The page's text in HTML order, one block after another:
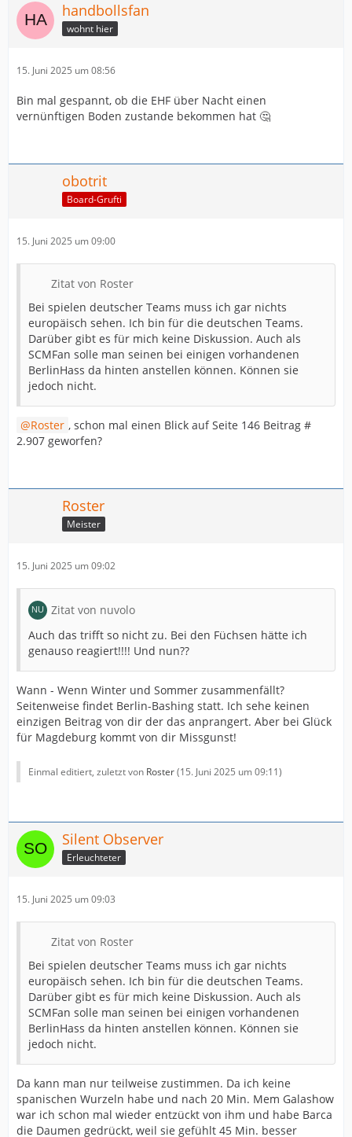
handbollsfan
wohnt hier
15. Juni 2025 um 08:56
Bin mal gespannt, ob die EHF über Nacht einen
vernünftigen Boden zustande bekommen hat 🤔
obotrit
Board-Grufti
15. Juni 2025 um 09:00
Zitat von Roster
Bei spielen deutscher Teams muss ich gar nichts
europäisch sehen. Ich bin für die deutschen Teams.
Darüber gibt es für mich keine Diskussion. Auch als
SCMFan solle man seinen bei einigen vorhandenen
BerlinHass da hinten anstellen können. Können sie
jedoch nicht.
Roster , schon mal einen Blick auf Seite 146 Beitrag #
2.907 geworfen?
Roster
Meister
15. Juni 2025 um 09:02
Zitat von nuvolo
Auch das trifft so nicht zu. Bei den Füchsen hätte ich
genauso reagiert!!!! Und nun??
Wann - Wenn Winter und Sommer zusammenfällt?
Seitenweise findet Berlin-Bashing statt. Ich sehe keinen
einzigen Beitrag von dir der das anprangert. Aber bei Glück
für Magdeburg kommt von dir Missgunst!
Einmal editiert, zuletzt von Roster(15. Juni 2025 um 09:11)
Silent Observer
Erleuchteter
15. Juni 2025 um 09:03
Zitat von Roster
Bei spielen deutscher Teams muss ich gar nichts
europäisch sehen. Ich bin für die deutschen Teams.
Darüber gibt es für mich keine Diskussion. Auch als
SCMFan solle man seinen bei einigen vorhandenen
BerlinHass da hinten anstellen können. Können sie
jedoch nicht.
Da kann man nur teilweise zustimmen. Da ich keine
spanischen Wurzeln habe und nach 20 Min. Mem Galashow
war ich schon mal wieder entzückt von ihm und habe Barca
die Daumen gedrückt, weil sie gefühlt 45 Min. besser